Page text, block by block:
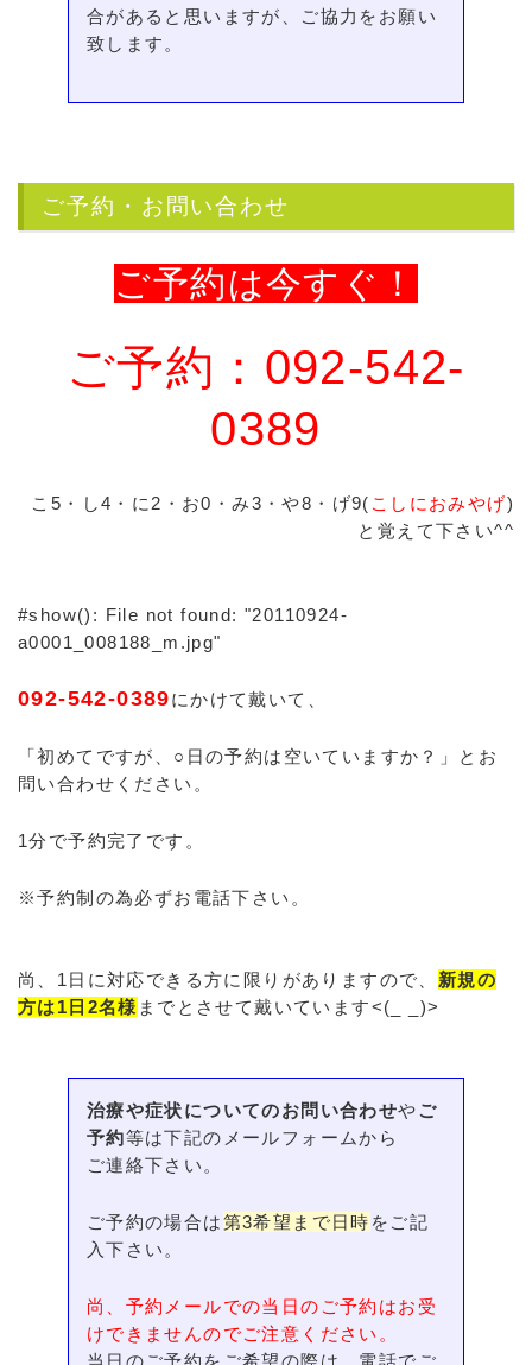
合があると思いますが、ご協力をお願い
致します。
ご予約・お問い合わせ
ご予約は今すぐ！
ご予約：092-542-
0389
こ5・し4・に2・お0・み3・や8・げ9( こしにおみやげ)
と覚えて下さい^^
#show(): File not found: "20110924-
a0001_008188_m.jpg"
092-542-0389にかけて戴いて、
「初めてですが、○日の予約は空いていますか？」とお
問い合わせください。
1分で予約完了です。
※予約制の為必ずお電話下さい。
尚、1日に対応できる方に限りがありますので、 新規の
方は1日2名様 までとさせて戴いています<(_ _)>
治療や症状についてのお問い合わせやご
予約等は下記のメールフォームから
ご連絡下さい。
ご予約の場合は第3希望まで日時 をご記
入下さい。
尚、予約メールでの当日のご予約はお受
けできませんのでご注意ください。
当日のご予約をご希望の際は、電話でご